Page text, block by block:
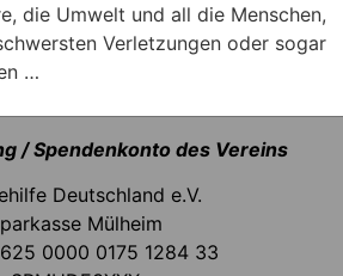
die Umwelt und all die Menschen,
Verletzungen oder sogar
…
/ Spendenkonto des Vereins
Deutschland e.V.
Mülheim
0000 0175 1284 33